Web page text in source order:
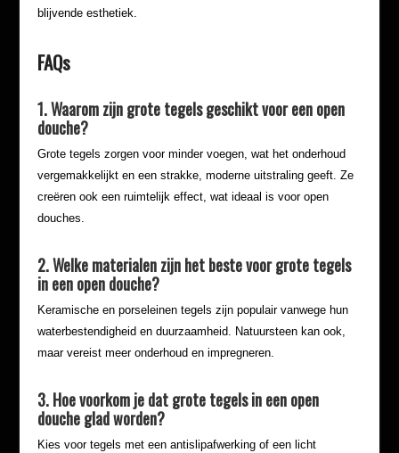
blijvende esthetiek.
FAQs
1. Waarom zijn grote tegels geschikt voor een open
douche?
Grote tegels zorgen voor minder voegen, wat het onderhoud
vergemakkelijkt en een strakke, moderne uitstraling geeft. Ze
creëren ook een ruimtelijk effect, wat ideaal is voor open
douches.
2. Welke materialen zijn het beste voor grote tegels
in een open douche?
Keramische en porseleinen tegels zijn populair vanwege hun
waterbestendigheid en duurzaamheid. Natuursteen kan ook,
maar vereist meer onderhoud en impregneren.
3. Hoe voorkom je dat grote tegels in een open
douche glad worden?
Kies voor tegels met een antislipafwerking of een licht